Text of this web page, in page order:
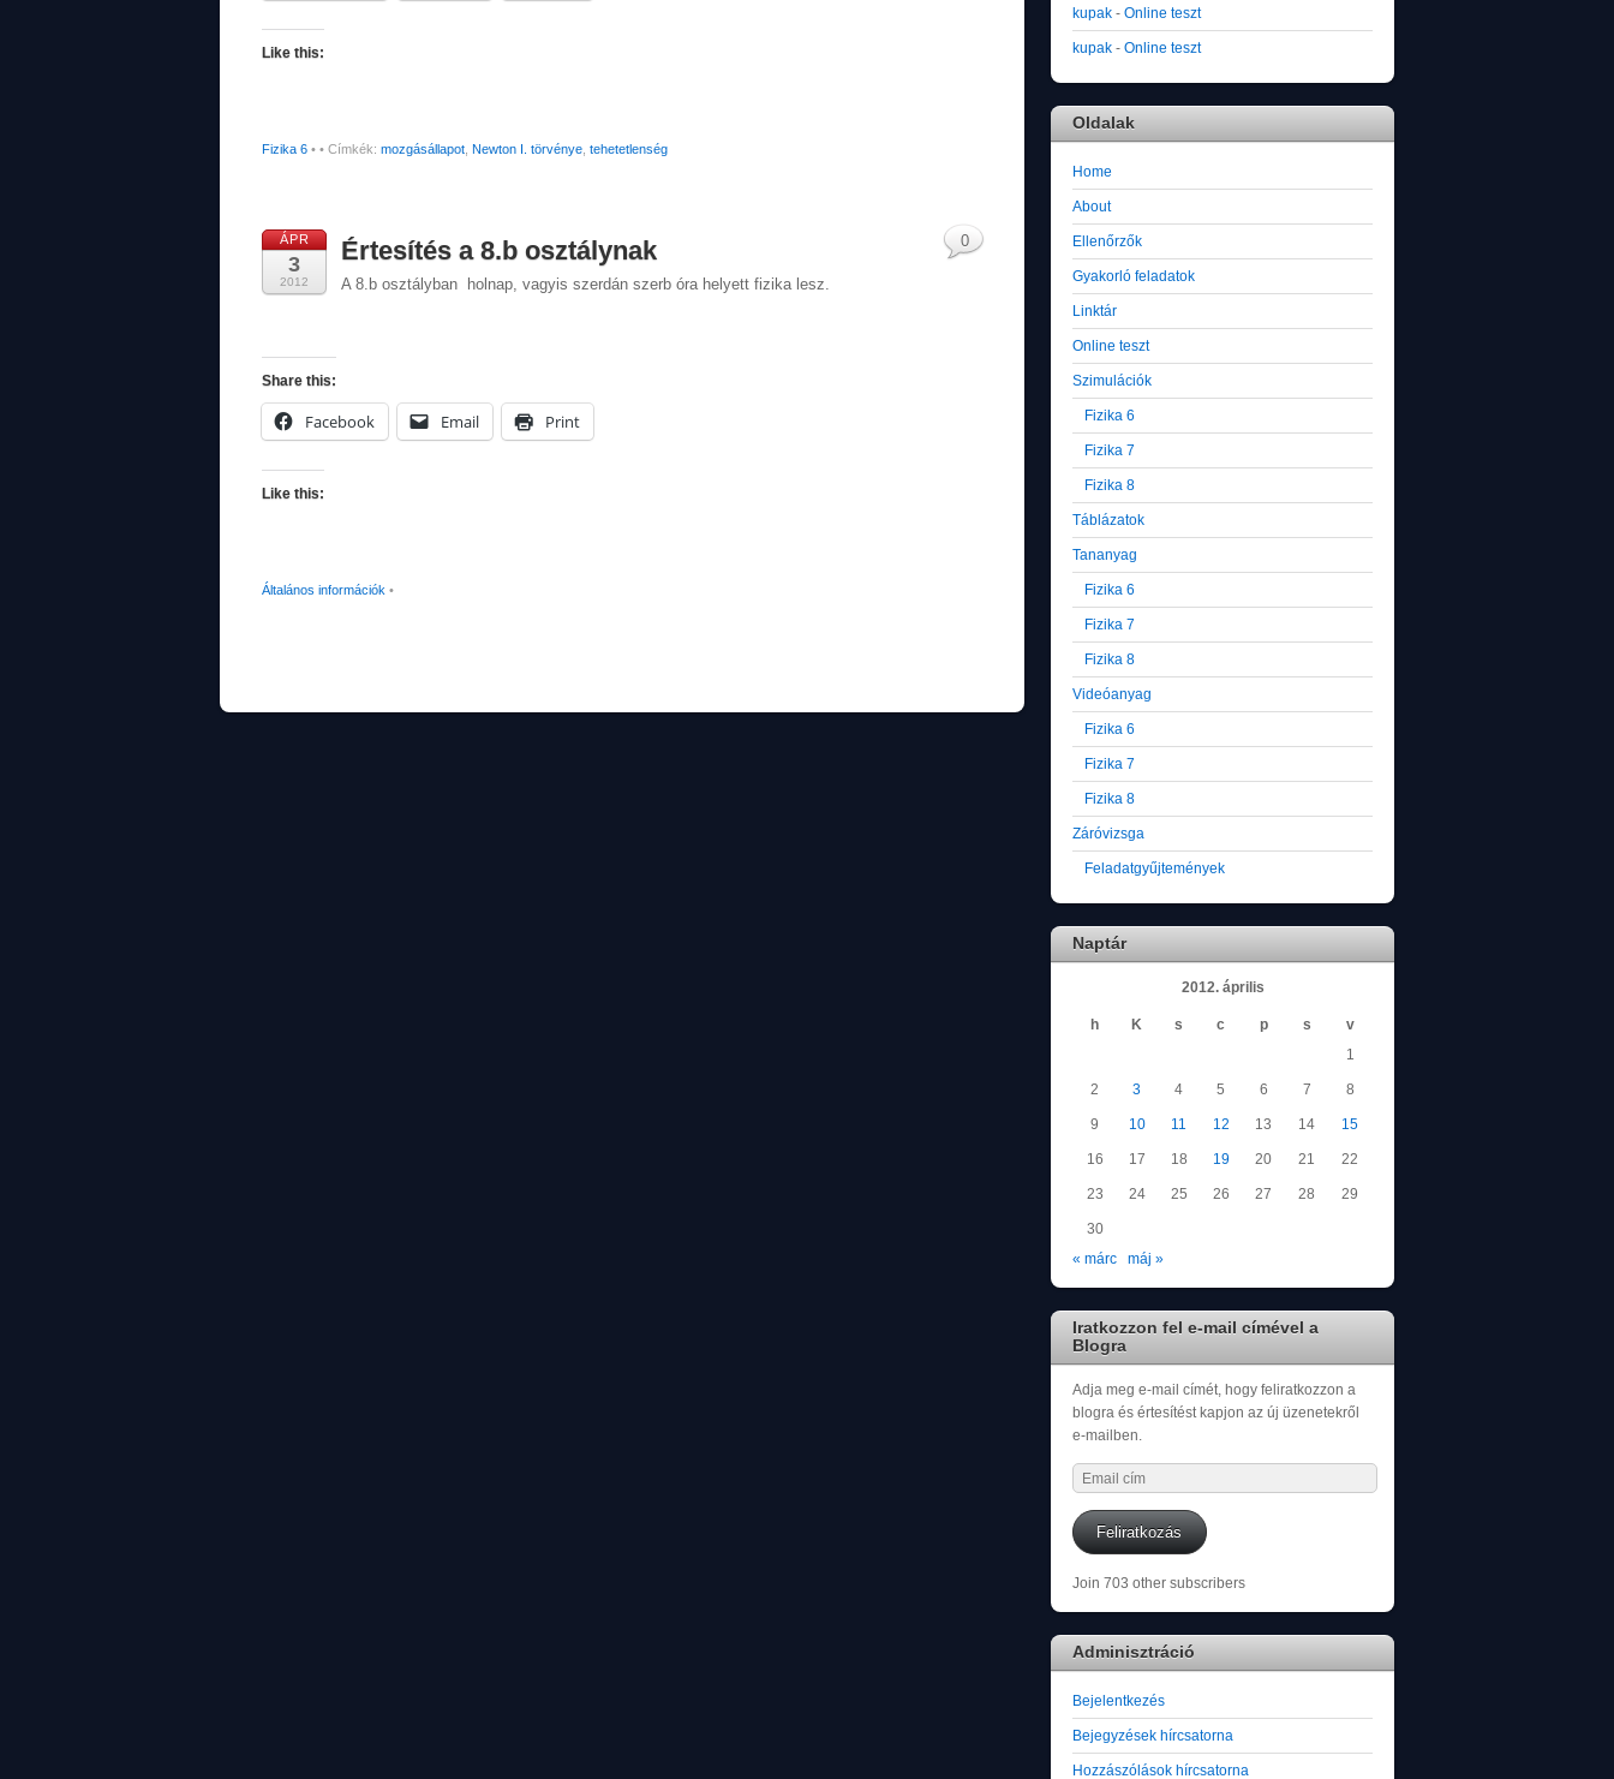
Like this:
Fizika 6 • • Címkék: mozgásállapot, Newton I. törvénye, tehetetlenség
ÁPR
3
2012
Értesítés a 8.b osztálynak
A 8.b osztályban holnap, vagyis szerdán szerb óra helyett fizika lesz.
Share this:
Facebook Email Print
Like this:
Általános információk •
0
kupak - Online teszt
kupak - Online teszt
Oldalak
Home
About
Ellenőrzők
Gyakorló feladatok
Linktár
Online teszt
Szimulációk
Fizika 6
Fizika 7
Fizika 8
Táblázatok
Tananyag
Fizika 6
Fizika 7
Fizika 8
Videóanyag
Fizika 6
Fizika 7
Fizika 8
Záróvizsga
Feladatgyűjtemények
Naptár
2012. április
h K s c p s
v
1
2 3 4 5 6 7 8
9 10 11 12 13 14 15
16 17 18 19 20 21 22
23 24 25 26 27 28 29
30
« márc
máj »
Iratkozzon fel e-mail címével a
Blogra
Adja meg e-mail címét, hogy feliratkozzon a
blogra és értesítést kapjon az új üzenetekről
e-mailben.
Email
cím
Feliratkozás
Join 703 other subscribers
Adminisztráció
Bejelentkezés
Bejegyzések hírcsatorna
Hozzászólások hírcsatorna